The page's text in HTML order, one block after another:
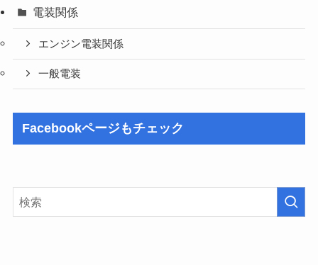
電装関係
エンジン電装関係
一般電装
Facebookページもチェック